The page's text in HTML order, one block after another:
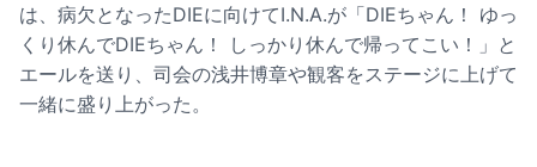
は、病欠となったDIEに向けてI.N.A.が「DIEちゃん！ ゆっ
くり休んでDIEちゃん！ しっかり休んで帰ってこい！」と
エールを送り、司会の浅井博章や観客をステージに上げて
一緒に盛り上がった。